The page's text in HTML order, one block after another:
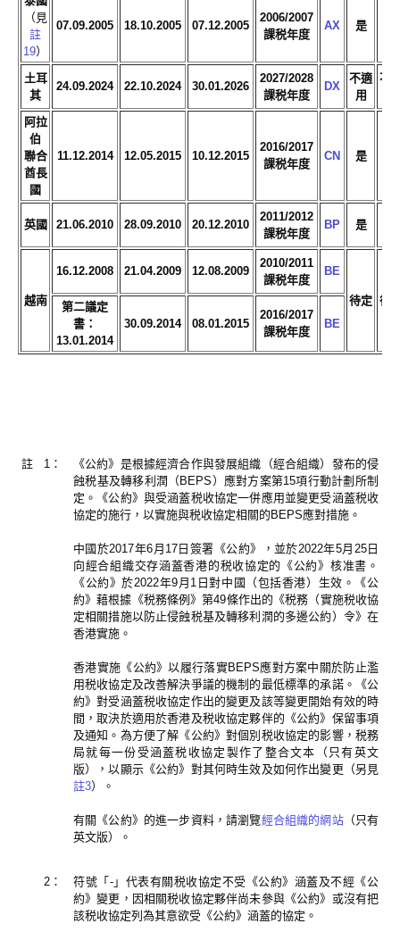
（見
註
19）
07.09.2005 18.10.2005 07.12.2005
2006/2007
課税年度
AX 是
土耳
其
24.09.2024 22.10.2024 30.01.2026
2027/2028
課税年度
DX
不適
用
不
阿拉
伯
聯合
酋長
國
11.12.2014 12.05.2015 10.12.2015
2016/2017
課税年度
CN 是
英國 21.06.2010 28.09.2010 20.12.2010
2011/2012
課税年度
BP 是
越南
16.12.2008 21.04.2009 12.08.2009
2010/2011
課税年度
BE
待定 待
第二議定
書：
13.01.2014
30.09.2014 08.01.2015
2016/2017
課税年度
BE
註 1：
《公約》是根據經濟合作與發展組織（經合組織）發布的侵
蝕税基及轉移利潤（BEPS）應對方案第15項行動計劃所制
定。《公約》與受涵蓋税收協定一併應用並變更受涵蓋税收
協定的施行，以實施與税收協定相關的BEPS應對措施。
中國於2017年6月17日簽署《公約》，並於2022年5月25日
向經合組織交存涵蓋香港的税收協定的《公約》核准書。
《公約》於2022年9月1日對中國（包括香港）生效。《公
約》藉根據《税務條例》第49條作出的《税務（實施税收協
定相關措施以防止侵蝕税基及轉移利潤的多邊公約）令》在
香港實施。
香港實施《公約》以履行落實BEPS應對方案中關於防止濫
用税收協定及改善解決爭議的機制的最低標準的承諾。《公
約》對受涵蓋税收協定作出的變更及該等變更開始有效的時
間，取決於適用於香港及税收協定夥伴的《公約》保留事項
及通知。為方便了解《公約》對個別税收協定的影響，税務
局就每一份受涵蓋税收協定製作了整合文本（只有英文
版），以顯示《公約》對其何時生效及如何作出變更（另見
註3）。
有關《公約》的進一步資料，請瀏覽經合組織的網站（只有
英文版）。
2：
符號「-」代表有關税收協定不受《公約》涵蓋及不經《公
約》變更，因相關税收協定夥伴尚未參與《公約》或沒有把
該税收協定列為其意欲受《公約》涵蓋的協定。